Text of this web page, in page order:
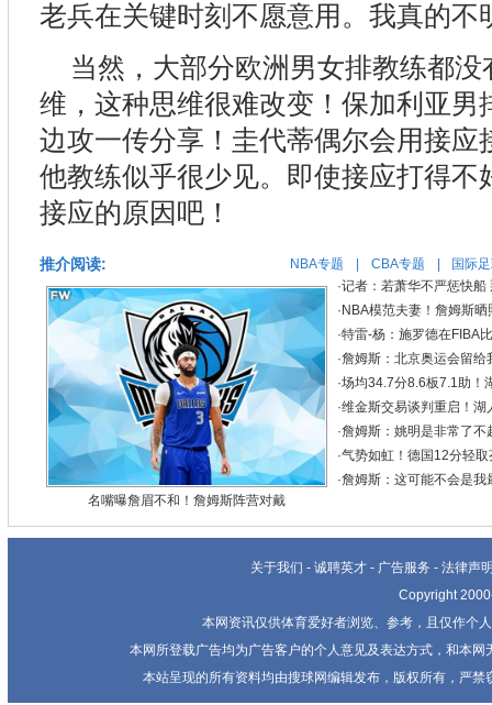
老兵在关键时刻不愿意用。我真的不
当然，大部分欧洲男女排教练都
维，这种思维很难改变！保加利亚男
边攻一传分享！圭代蒂偶尔会用接应
他教练似乎很少见。即使接应打得不
接应的原因吧！
推介阅读: NBA专题 CBA专题 国际
名嘴曝詹眉不和！詹姆斯阵营对戴
·记者：若萧华不严惩快船
· NBA模范夫妻！詹姆斯
·特雷-杨：施罗德在FIBA
·詹姆斯：北京奥运会留给
·场均34.7分8.6板7.1助！
·维金斯交易谈判重启！湖
·詹姆斯：姚明是非常了不
·气势如虹！德国12分轻
·詹姆斯：这可能不会是我
关于我们 - 诚聘英才 - 广告服务 - 法律声
Copyright
本网资讯仅供体育爱好者浏览、参考，且仅作个
本网所登载广告均为广告客户的个人意见及表达方式，和本
本站呈现的所有资料均由搜球网编辑发布，版权所有，严